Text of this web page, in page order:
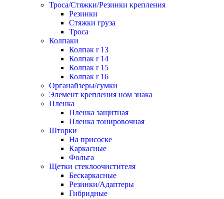
Троса/Стяжки/Резинки крепления
Резинки
Стяжки груза
Троса
Колпаки
Колпак r 13
Колпак r 14
Колпак r 15
Колпак r 16
Органайзеры/сумки
Элемент крепления ном знака
Пленка
Пленка защитная
Пленка тонировочная
Шторки
На присоске
Каркасные
Фольга
Щетки стеклоочистителя
Бескаркасные
Резинки/Адаптеры
Гибридные